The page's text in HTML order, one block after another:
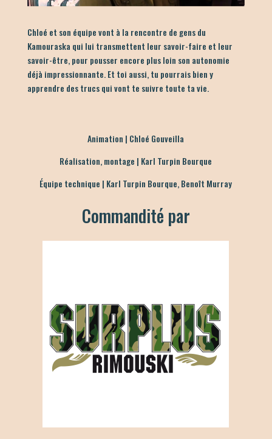
Chloé et son équipe vont à la rencontre de gens du
Kamouraska qui lui transmettent leur savoir-faire et leur
savoir-être, pour pousser encore plus loin son autonomie
déjà impressionnante. Et toi aussi, tu pourrais bien y
apprendre des trucs qui vont te suivre toute ta vie.
Animation | Chloé Gouveilla
Réalisation, montage | Karl Turpin Bourque
Équipe technique | Karl Turpin Bourque, Benoît Murray
Commandité par